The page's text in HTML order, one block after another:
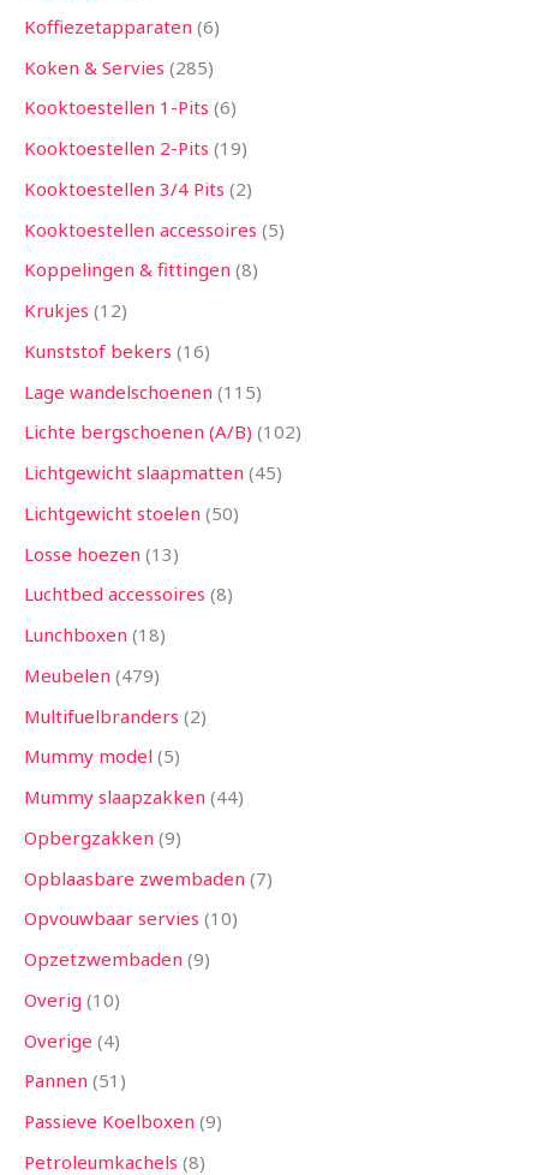
Koffiezetapparaten 6
Koken & Servies 285
Kooktoestellen 1-Pits 6
Kooktoestellen 2-Pits 19
Kooktoestellen 3/4 Pits 2
Kooktoestellen accessoires 5
Koppelingen & fittingen 8
Krukjes 12
Kunststof bekers 16
Lage wandelschoenen 115
Lichte bergschoenen (A/B) 102
Lichtgewicht slaapmatten 45
Lichtgewicht stoelen 50
Losse hoezen 13
Luchtbed accessoires 8
Lunchboxen 18
Meubelen 479
Multifuelbranders 2
Mummy model 5
Mummy slaapzakken 44
Opbergzakken 9
Opblaasbare zwembaden 7
Opvouwbaar servies 10
Opzetzwembaden 9
Overig 10
Overige 4
Pannen 51
Passieve Koelboxen 9
Petroleumkachels 8